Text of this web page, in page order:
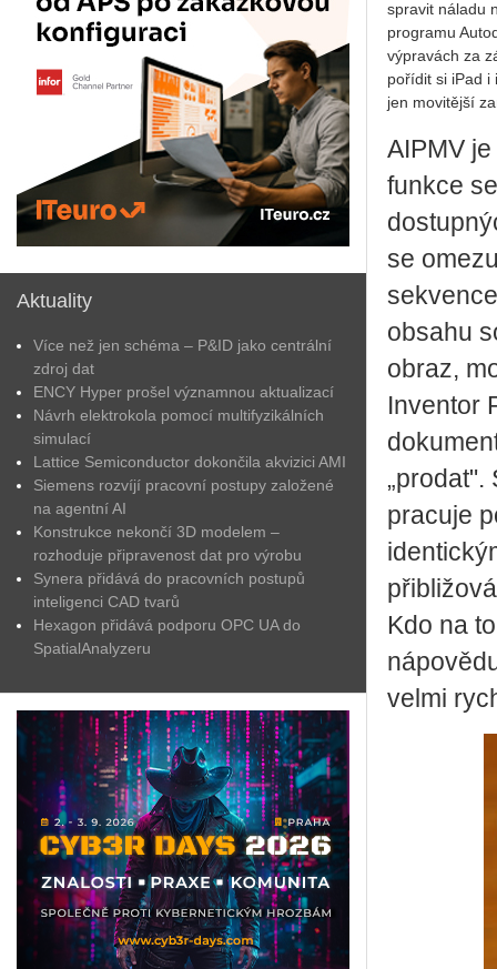
Aktuality
Více než jen schéma – P&ID jako centrální
zdroj dat
ENCY Hyper prošel významnou aktualizací
Návrh elektrokola pomocí multifyzikálních
simulací
Lattice Semiconductor dokončila akvizici AMI
Siemens rozvíjí pracovní postupy založené
na agentní AI
Konstrukce nekončí 3D modelem –
rozhoduje připravenost dat pro výrobu
Synera přidává do pracovních postupů
inteligenci CAD tvarů
Hexagon přidává podporu OPC UA do
SpatialAnalyzeru
spravit náladu
programu
výpravách za
pořídit si iPad i
jen movitější
AIPMV
funkce
se
obsahu
obraz,
Inventor
pracuje
Kdo na
velmi